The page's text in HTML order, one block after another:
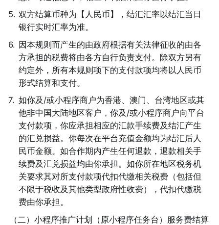
5. 双方结算币种为【人民币】，结汇汇率以结汇当日
银行实时汇率为准。
6. 因本规则而产生的由政府根据有关法律征收的由各
方承担的税费将由各方自行负责支付。除双方另有
约定外，所有本规则项下的支付款项均将以人民币
形式结算和支付。
7. 如你及/或小程序商户为香港、澳门、台湾地区或其
他非中国大陆地区客户，你及/或小程序商户向平台
支付款项，你应承担相应的汇款手续费及结汇产生
的汇兑损益。你每次在平台充值金额均为结汇后人
民币金额。如合作期内产生任何退款，退款相关手
续费及汇兑损益均由你承担。如你所在地区税务机
关要求其对所支付款项代扣代缴相关税费（包括但
不限于税收及其他类型政府性收费），代扣代缴税
费由你承担。
（二）小程序推广计划（原小程序任务台）服务费结算